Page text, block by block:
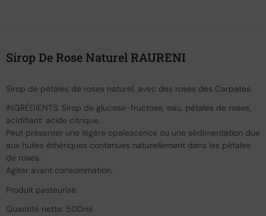
Sirop De Rose Naturel RAURENI
Sirop de pétales de roses naturel, avec des roses des Carpates.
INGRÉDIENTS: Sirop de glucose-fructose, eau, pétales de roses,
acidifiant: acide citrique.
Peut présenter une légère opalescence ou une sédimentation due
aux huiles éthériques contenues naturellement dans les pétales
de roses.
Agiter avant consommation.
Produit pasteurisé.
Quantité nette: 500ml